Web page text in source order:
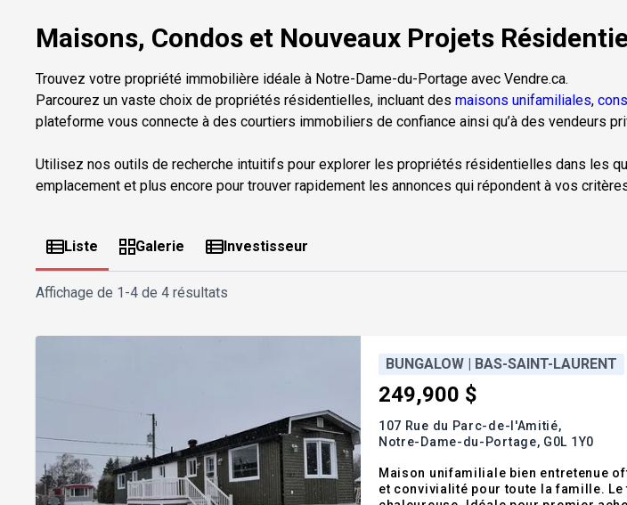
Maisons, Condos et Nouveaux Projets
Trouvez votre propriété immobilière idéale à Notre-Dame-du-Portage avec Vendre.ca.
Parcourez un vaste choix de propriétés résidentielles, incluant des maisons unifamiliales,
plateforme vous connecte à des courtiers immobiliers de confiance ainsi qu’à des vendeurs
Utilisez nos outils de recherche intuitifs pour explorer les propriétés résidentielles dans les
emplacement et plus encore pour trouver rapidement les annonces qui répondent à vos
Liste Galerie Investisseur
Affichage de 1-4 de 4 résultats
BUNGALOW | BAS-SAINT-LAURENT
249,900 $
107 Rue du Parc-de-l'Amitié,
Notre-Dame-du-Portage, G0L 1Y0
Maison unifamiliale bien entretenue
et convivialité pour toute la famille.